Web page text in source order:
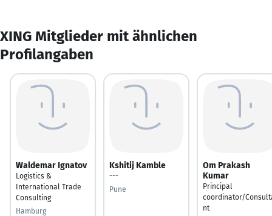
XING Mitglieder mit ähnlichen
Profilangaben
Waldemar Ignatov
Logistics &
International Trade
Consulting
Hamburg
Kshitij Kamble
---
Pune
Om Prakash
Kumar
Principal
coordinator/
nt